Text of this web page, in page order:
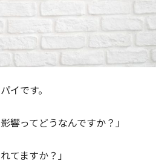
イです。
響ってどうなんですか？」
てますか？」